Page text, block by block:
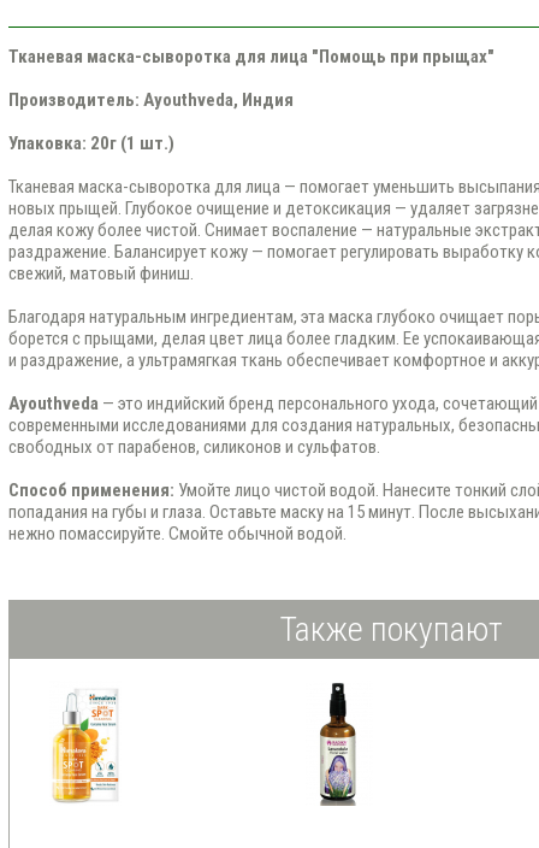
Тканевая маска-сыворотка для лица "Помощь при прыщах"
Производитель: Ayouthvеda, Индия
Упаковка: 20г (1 шт.)
Тканевая маска-сыворотка для лица — помогает уменьшить
новых прыщей. Глубокое очищение и детоксикация — удаляет
делая кожу более чистой. Снимает воспаление — натуральные
раздражение. Балансирует кожу — помогает регулировать выработку
свежий, матовый финиш.
Благодаря натуральным ингредиентам, эта маска глубоко очищает
борется с прыщами, делая цвет лица более гладким. Ее
и раздражение, а ультрамягкая ткань обеспечивает комфортное и
Ayouthveda— это индийский бренд персонального ухода,
современными исследованиями для создания натуральных,
свободных от парабенов, силиконов и сульфатов.
Способ применения: Умойте лицо чистой водой. Нанесите тонкий
попадания на губы и глаза. Оставьте маску на 15 минут. После
нежно помассируйте. Смойте обычной водой.
Также покупают